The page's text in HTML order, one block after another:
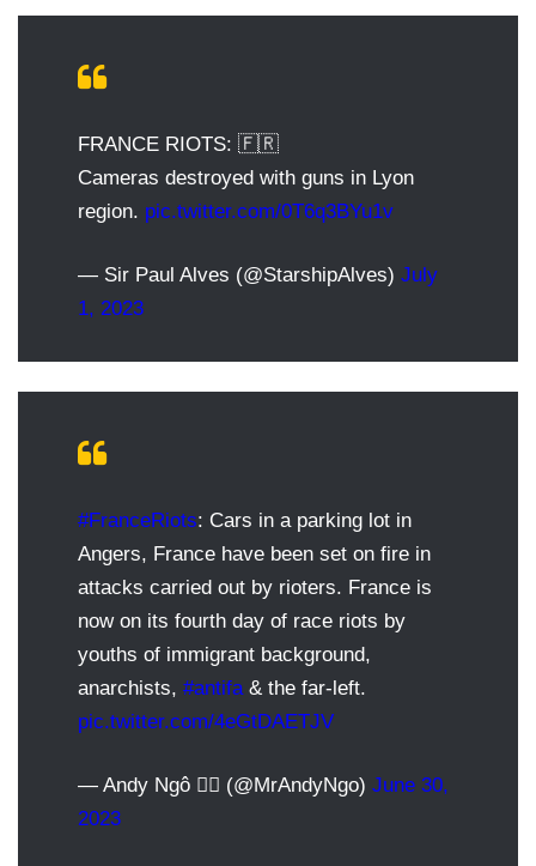
FRANCE RIOTS: 🇫🇷
Cameras destroyed with guns in Lyon
region. pic.twitter.com/0T6q3BYu1v
— Sir Paul Alves (@StarshipAlves) July
1, 2023
#FranceRiots: Cars in a parking lot in
Angers, France have been set on fire in
attacks carried out by rioters. France is
now on its fourth day of race riots by
youths of immigrant background,
anarchists, #antifa & the far-left.
pic.twitter.com/4eGtDAETJV
— Andy Ngô 🏳️‍🌈 (@MrAndyNgo) June 30,
2023